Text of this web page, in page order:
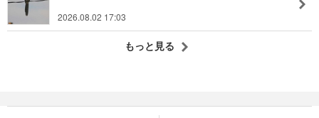
2026.08.02 17:03
もっと見る